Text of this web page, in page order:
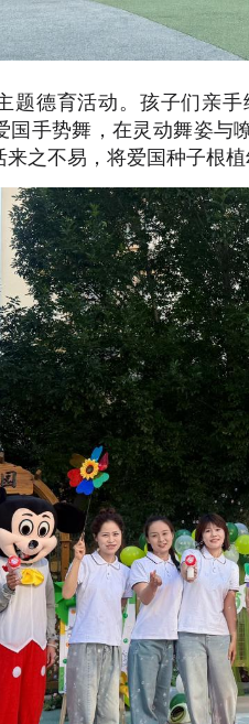
题德育活动。孩子们亲
国手势舞，在灵动舞姿与
之不易，将爱国种子根